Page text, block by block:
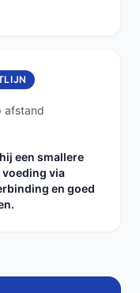
afstand
een smallere
voeding via
en goed